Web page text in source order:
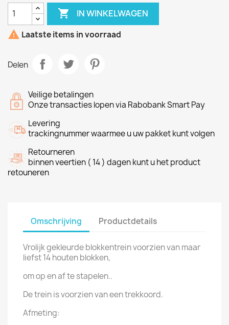
 IN WINKELWAGEN
 Laatste items in voorraad
Delen
Veilige betalingen
Onze transacties lopen via Rabobank Smart Pay
Levering
trackingnummer waarmee u uw pakket kunt volgen
Retourneren
binnen veertien ( 14 ) dagen kunt u het product
retouneren
Omschrijving Productdetails
Vrolijk gekleurde blokkentrein voorzien van maar
liefst 14 houten blokken,
om op en af te stapelen..
De trein is voorzien van een trekkoord.
Afmeting: